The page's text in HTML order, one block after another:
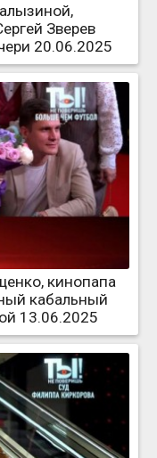
Зверев
20.06.2025
кинопапа
кабальный
13.06.2025